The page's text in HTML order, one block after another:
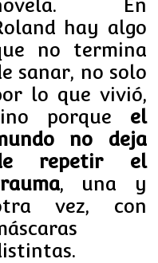
En
hay algo
no termina
sanar, no solo
lo que vivió,
porque el
no deja
repetir el
, una y
vez, con